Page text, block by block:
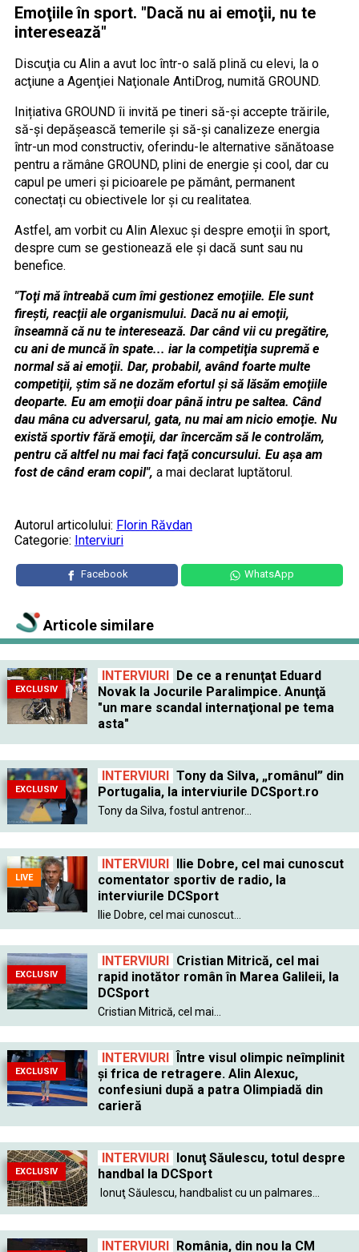
Emoţiile în sport. "Dacă nu ai emoţii, nu te
interesează"
Discuţia cu Alin a avut loc într-o sală plină cu elevi, la o
acţiune a Agenţiei Naţionale AntiDrog, numită GROUND.
Inițiativa GROUND îi invită pe tineri să-și accepte trăirile,
să-și depășească temerile și să-și canalizeze energia
într-un mod constructiv, oferindu-le alternative sănătoase
pentru a rămâne GROUND, plini de energie și cool, dar cu
capul pe umeri și picioarele pe pământ, permanent
conectați cu obiectivele lor și cu realitatea.
Astfel, am vorbit cu Alin Alexuc şi despre emoţii în sport,
despre cum se gestionează ele şi dacă sunt sau nu
benefice.
"Toţi mă întreabă cum îmi gestionez emoţiile. Ele sunt
fireşti, reacţii ale organismului. Dacă nu ai emoţii,
înseamnă că nu te interesează. Dar când vii cu pregătire,
cu ani de muncă în spate... iar la competiţia supremă e
normal să ai emoţii. Dar, probabil, având foarte multe
competiţii, ştim să ne dozăm efortul şi să lăsăm emoţiile
deoparte. Eu am emoţii doar până intru pe saltea. Când
dau mâna cu adversarul, gata, nu mai am nicio emoţie. Nu
există sportiv fără emoţii, dar încercăm să le controlăm,
pentru că altfel nu mai faci faţă concursului. Eu aşa am
fost de când eram copil", a mai declarat luptătorul.
Autorul articolului: Florin Răvdan
Categorie: Interviuri
Facebook WhatsApp
Articole similare
EXCLUSIV
INTERVIURI
De ce a renunţat Eduard
Novak la Jocurile Paralimpice. Anunţă
"un mare scandal internaţional pe tema
asta"
EXCLUSIV
INTERVIURI
Tony da Silva, „românul” din
Portugalia, la interviurile DCSport.ro
Tony da Silva, fostul antrenor...
LIVE
INTERVIURI
Ilie Dobre, cel mai cunoscut
comentator sportiv de radio, la
interviurile DCSport
Ilie Dobre, cel mai cunoscut...
EXCLUSIV
INTERVIURI
Cristian Mitrică, cel mai
rapid inotător român în Marea Galileii, la
DCSport
Cristian Mitrică, cel mai...
EXCLUSIV
INTERVIURI
Între visul olimpic neîmplinit
şi frica de retragere. Alin Alexuc,
confesiuni după a patra Olimpiadă din
carieră
EXCLUSIV
INTERVIURI
Ionuţ Săulescu, totul despre
handbal la DCSport
Ionuţ Săulescu, handbalist cu un palmares...
INTERVIURI
România, din nou la CM